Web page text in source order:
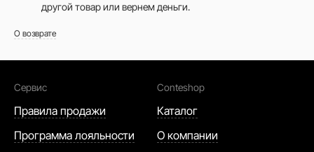
другой товар или вернем деньги.
О возврате
Сервис
Правила продажи
Программа лояльности
Conteshop
Каталог
О компании